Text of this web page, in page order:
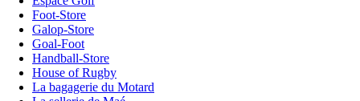
Foot-Store
Galop-Store
Goal-Foot
Handball-Store
House of Rugby
La bagagerie du Motard